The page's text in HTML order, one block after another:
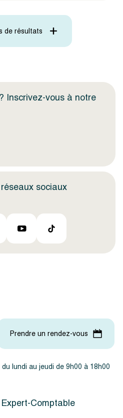
de résultats
Inscrivez-vous à notre
sociaux
lundi au jeudi de 9h00 à 18h00
Prendre un rendez-vous
Expert-Comptable